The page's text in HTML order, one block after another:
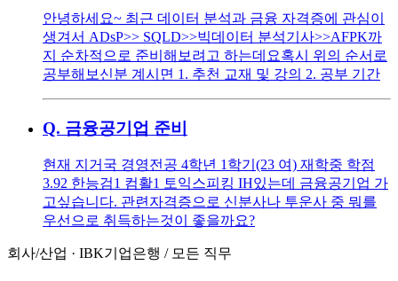
안녕하세요~ 최근 데이터 분석과 금융 자격증에 관심이
생겨서 ADsP>> SQLD>>빅데이터 분석기사>>AFPK까
지 순차적으로 준비해보려고 하는데요 ​ 혹시 위의 순서로
공부해보신분 계시면 1. 추천 교재 및 강의 2. 공부 기간
Q. 금융공기업 준비
현재 지거국 경영전공 4학년 1학기(23 여) 재학중 학점
3.92 한능검1 컴활1 토익스피킹 IH있는데 금융공기업 가
고싶습니다. 관련자격증으로 신분사나 투운사 중 뭐를
우선으로 취득하는것이 좋을까요?
회사/산업 · IBK기업은행 / 모든 직무